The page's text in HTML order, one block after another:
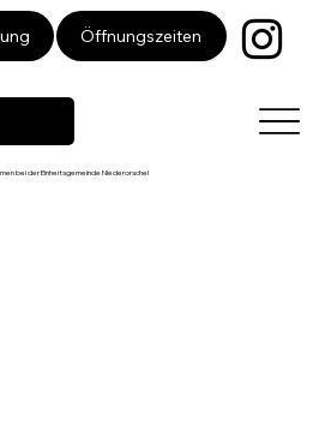
Öffnungszeiten
bei der Einheitsgemeinde Niederorschel